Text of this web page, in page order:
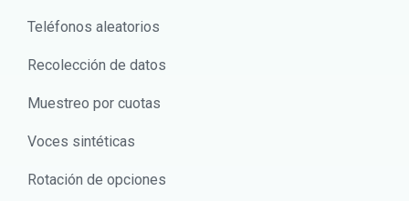
Teléfonos aleatorios
Recolección de datos
Muestreo por cuotas
Voces sintéticas
Rotación de opciones